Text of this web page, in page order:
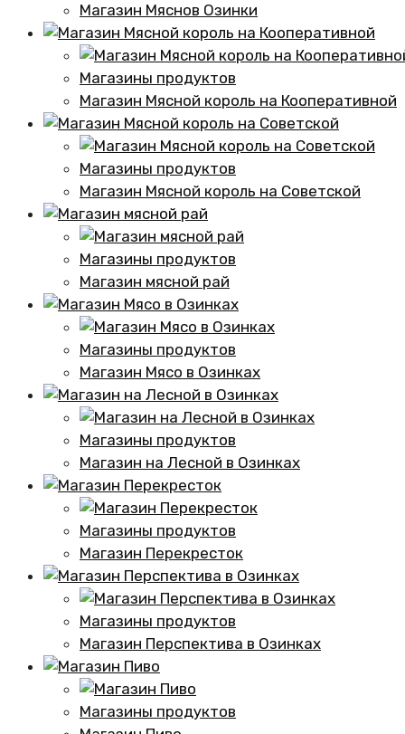
Магазин Мяснов Озинки
Магазины продуктов
Магазин Мясной король на Кооперативной
Магазины продуктов
Магазин Мясной король на Советской
Магазины продуктов
Магазин мясной рай
Магазины продуктов
Магазин Мясо в Озинках
Магазины продуктов
Магазин на Лесной в Озинках
Магазины продуктов
Магазин Перекресток
Магазины продуктов
Магазин Перспектива в Озинках
Магазины продуктов